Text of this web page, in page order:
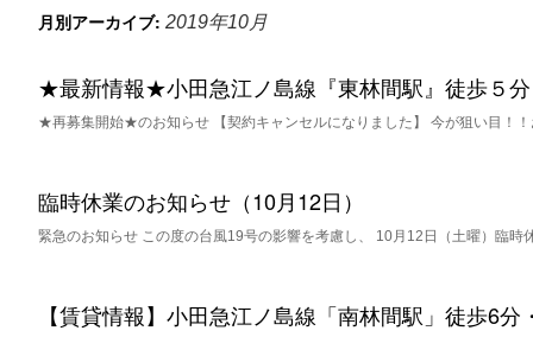
月別アーカイブ: 2019年10月
★最新情報★小田急江ノ島線『東林間駅』徒歩５
★再募集開始★のお知らせ 【契約キャンセルになりました】 今が狙い目！
臨時休業のお知らせ（10月12日）
緊急のお知らせ この度の台風19号の影響を考慮し、 10月12日（土曜）臨
【賃貸情報】小田急江ノ島線「南林間駅」徒歩6